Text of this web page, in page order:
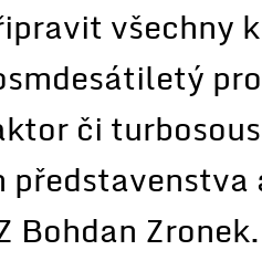
všechny
či
Bohdan Zronek.